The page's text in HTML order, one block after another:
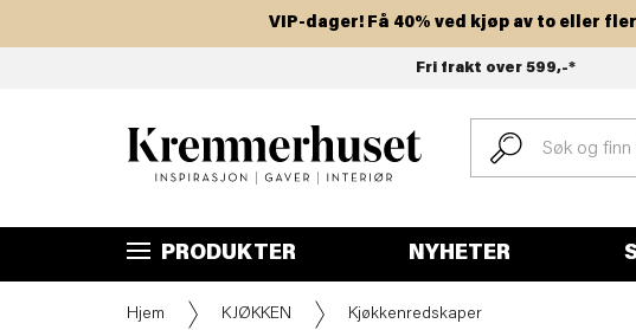
Hopp
VIP-dager! Få 40% ved kjøp av to eller flere
Fri frakt over 599,-*
PRODUKTER NYHETER
Hjem KJØKKEN Kjøkkenredskaper